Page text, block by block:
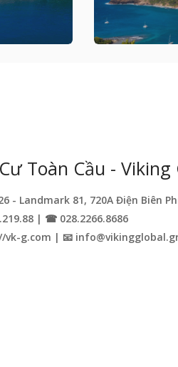
Toàn Cầu - Viking
- Landmark 81, 720A Điện Biên
| ☎ 028.2266.8686
vk-g.com | 📧